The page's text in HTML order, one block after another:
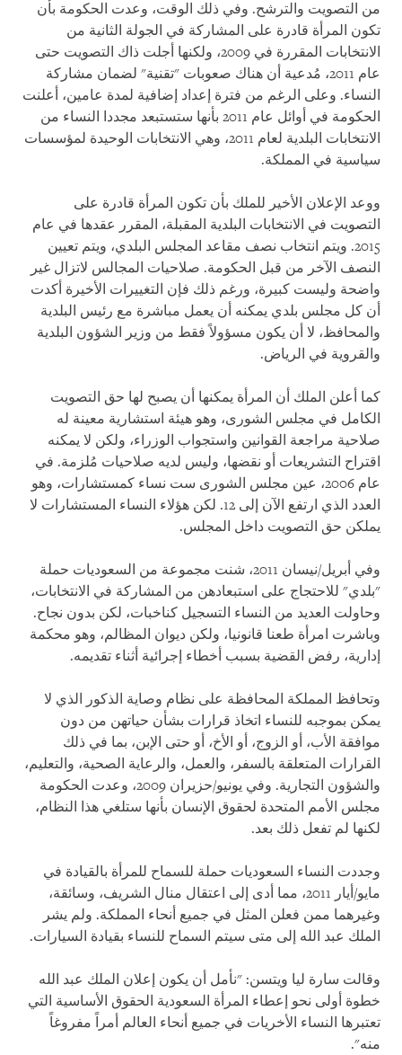
من التصويت والترشح. وفي ذلك الوقت، وعدت الحكومة بأن
تكون المرأة قادرة على المشاركة في الجولة الثانية من
الانتخابات المقررة في 2009، ولكنها أجلت ذاك التصويت حتى
عام 2011، مُدعية أن هناك صعوبات "تقنية" لضمان مشاركة
النساء. وعلى الرغم من فترة إعداد إضافية لمدة عامين، أعلنت
الحكومة في أوائل عام 2011 بأنها ستستبعد مجددا النساء من
الانتخابات البلدية لعام 2011، وهي الانتخابات الوحيدة لمؤسسات
سياسية في المملكة.
ووعد الإعلان الأخير للملك بأن تكون المرأة قادرة على
التصويت في الانتخابات البلدية المقبلة، المقرر عقدها في عام
2015. ويتم انتخاب نصف مقاعد المجلس البلدي، ويتم تعيين
النصف الآخر من قبل الحكومة. صلاحيات المجالس لاتزال غير
واضحة وليست كبيرة، ورغم ذلك فإن التغييرات الأخيرة أكدت
أن كل مجلس بلدي يمكنه أن يعمل مباشرة مع رئيس البلدية
والمحافظ، لا أن يكون مسؤولاً فقط من وزير الشؤون البلدية
والقروية في الرياض.
كما أعلن الملك أن المرأة يمكنها أن يصبح لها حق التصويت
الكامل في مجلس الشورى، وهو هيئة استشارية معينة له
صلاحية مراجعة القوانين واستجواب الوزراء، ولكن لا يمكنه
اقتراح التشريعات أو نقضها، وليس لديه صلاحيات مُلزمة. في
عام 2006، عين مجلس الشورى ست نساء كمستشارات، وهو
العدد الذي ارتفع الآن إلى 12. لكن هؤلاء النساء المستشارات لا
يملكن حق التصويت داخل المجلس.
وفي أبريل/نيسان 2011، شنت مجموعة من السعوديات حملة
"بلدي" للاحتجاج على استبعادهن من المشاركة في الانتخابات،
وحاولت العديد من النساء التسجيل كناخبات، لكن بدون نجاح.
وباشرت امرأة طعنا قانونيا، ولكن ديوان المظالم، وهو محكمة
إدارية، رفض القضية بسبب أخطاء إجرائية أثناء تقديمه.
وتحافظ المملكة المحافظة على نظام وصاية الذكور الذي لا
يمكن بموجبه للنساء اتخاذ قرارات بشأن حياتهن من دون
موافقة الأب، أو الزوج، أو الأخ، أو حتى الإبن، بما في ذلك
القرارات المتعلقة بالسفر، والعمل، والرعاية الصحية، والتعليم،
والشؤون التجارية. وفي يونيو/حزيران 2009، وعدت الحكومة
مجلس الأمم المتحدة لحقوق الإنسان بأنها ستلغي هذا النظام،
لكنها لم تفعل ذلك بعد.
وجددت النساء السعوديات حملة للسماح للمرأة بالقيادة في
مايو/أيار 2011، مما أدى إلى اعتقال منال الشريف، وسائقة،
وغيرهما ممن فعلن المثل في جميع أنحاء المملكة. ولم يشر
الملك عبد الله إلى متى سيتم السماح للنساء بقيادة السيارات.
وقالت سارة ليا ويتسن: "نأمل أن يكون إعلان الملك عبد الله
خطوة أولى نحو إعطاء المرأة السعودية الحقوق الأساسية التي
تعتبرها النساء الأخريات في جميع أنحاء العالم أمراً مفروغاً
منه".